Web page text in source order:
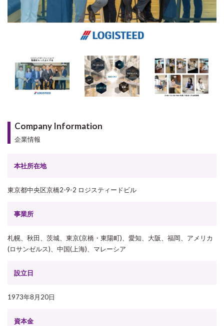
Company Information
企業情報
本社所在地
東京都中央区京橋2-9-2 ロジスティードビル
事業所
札幌、秋田、茨城、東京(京橋・東陽町)、愛知、大阪、福岡、アメリカ
(ロサンゼルス)、中国(上海)、マレーシア
設立日
1973年8月20日
資本金